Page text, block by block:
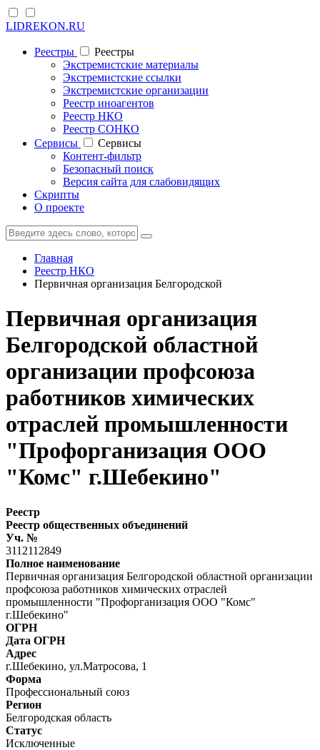
LIDREKON.RU
Реестры
Реестры
Экстремистские материалы
Экстремистские ссылки
Экстремистские организации
Реестр иноагентов
Реестр НКО
Реестр СОНКО
Cервисы
Cервисы
Контент-фильтр
Безопасный поиск
Версия сайта для слабовидящих
Скрипты
О проекте
Главная
Реестр НКО
Первичная организация Белгородской
Первичная организация
Белгородской областной
организации профсоюза
работников химических
отраслей промышленности
"Профорганизация ООО
"Комс" г.Шебекино"
Реестр
Реестр общественных объединений
Уч. №
3112112849
Полное наименование
Первичная организация Белгородской областной организации
профсоюза работников химических отраслей
промышленности "Профорганизация ООО "Комс"
г.Шебекино"
ОГРН
Дата ОГРН
Адрес
г.Шебекино, ул.Матросова, 1
Форма
Профессиональный союз
Регион
Белгородская область
Статус
Исключенные